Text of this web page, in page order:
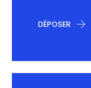
DÉPOSER